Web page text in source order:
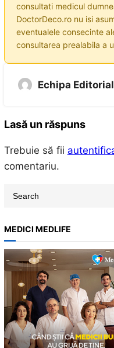
consultati medicul
DoctorDeco.ro nu isi
eventualele consecinte
consultarea prealabila a
Echipa
Lasă un răspuns
Trebuie să fii
comentariu.
r
c
h
MEDICI MEDLIFE